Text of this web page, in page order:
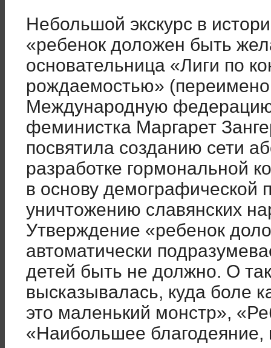
Небольшой экскурс в
«ребенок доложен быть
основательница «Лиги по
рождаемостью»
Международную
феминистка Маргарет
посвятила созданию сети
разработке гормональной
в основу демографической
уничтожению славянских
Утверждение «ребенок
автоматически
детей быть не должно. О
высказывалась, куда боле
это маленький монстр»,
«Наибольшее благодеяние,